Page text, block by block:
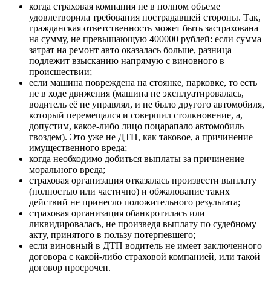
когда страховая компания не в полном объеме
удовлетворила требования пострадавшей стороны. Так,
гражданская ответственность может быть застрахована
на сумму, не превышающую 400000 рублей: если сумма
затрат на ремонт авто оказалась больше, разница
подлежит взысканию напрямую с виновного в
происшествии;
если машина повреждена на стоянке, парковке, то есть
не в ходе движения (машина не эксплуатировалась,
водитель её не управлял, и не было другого автомобиля,
который перемещался и совершил столкновение, а,
допустим, какое-либо лицо поцарапало автомобиль
гвоздем). Это уже не ДТП, как таковое, а причинение
имущественного вреда;
когда необходимо добиться выплаты за причинение
морального вреда;
страховая организация отказалась произвести выплату
(полностью или частично) и обжалование таких
действий не принесло положительного результата;
страховая организация обанкротилась или
ликвидировалась, не произведя выплату по судебному
акту, принятого в пользу потерпевшего;
если виновный в ДТП водитель не имеет заключенного
договора с какой-либо страховой компанией, или такой
договор просрочен.